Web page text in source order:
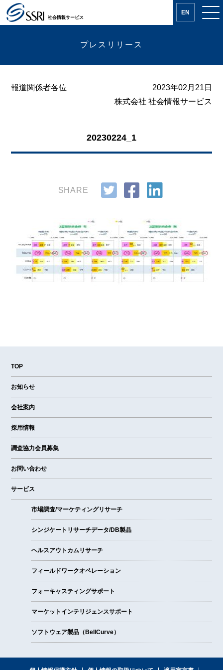
社会情報サービス
EN
プレスリリース
報道関係者各位
2023年02月21日
株式会社 社会情報サービス
20230224_1
SHARE
TOP
お知らせ
会社案内
採用情報
調査協力会員募集
お問い合わせ
サービス
市場調査/マーケティングリサーチ
シンジケートリサーチデータ/DB製品
ヘルスアウトカムリサーチ
フィールドワークオペレーション
フォーキャスティングサポート
マーケットインテリジェンスサポート
ソフトウェア製品（BellCurve）